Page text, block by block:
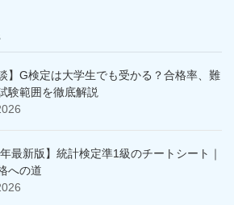
】G検定は大学生でも受かる？合格率、難
験範囲を徹底解説
年最新版】統計検定準1級のチートシート｜
への道